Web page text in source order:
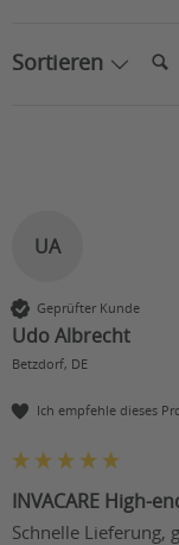
Sortieren
UA
Geprüfter Kunde
Udo Albrecht
Betzdorf, DE
Ich empfehle dieses
INVACARE High-
Schnelle Lieferung,